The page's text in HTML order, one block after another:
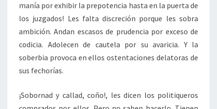
manía por exhibir la prepotencia hasta en la puerta de
los juzgados! Les falta discreción porque les sobra
ambición. Andan escasos de prudencia por exceso de
codicia. Adolecen de cautela por su avaricia. Y la
soberbia provoca en ellos ostentaciones delatoras de
sus fechorías.
¡Sobornad y callad, coño!, les dicen los politiqueros